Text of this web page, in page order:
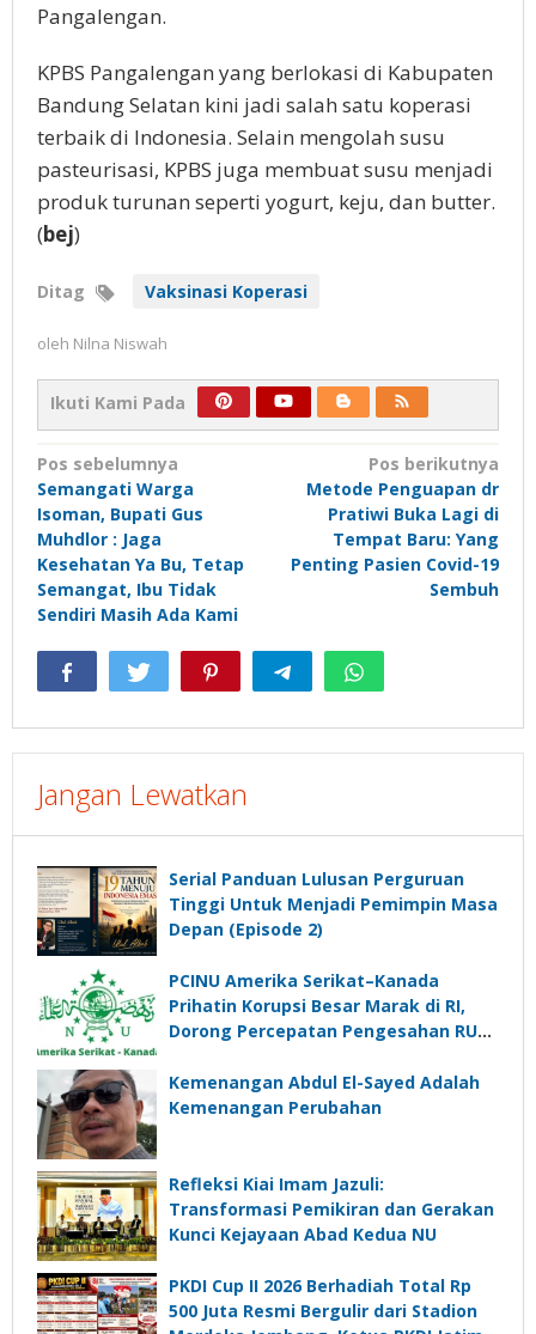
Pangalengan.
KPBS Pangalengan yang berlokasi di Kabupaten
Bandung Selatan kini jadi salah satu koperasi
terbaik di Indonesia. Selain mengolah susu
pasteurisasi, KPBS juga membuat susu menjadi
produk turunan seperti yogurt, keju, dan butter.
(bej)
Ditag Vaksinasi Koperasi
oleh Nilna Niswah
Ikuti Kami Pada
Navigasi
pos
Pos sebelumnya
Semangati Warga
Isoman, Bupati Gus
Muhdlor : Jaga
Kesehatan Ya Bu, Tetap
Semangat, Ibu Tidak
Sendiri Masih Ada Kami
Pos berikutnya
Metode Penguapan dr
Pratiwi Buka Lagi di
Tempat Baru: Yang
Penting Pasien Covid-19
Sembuh
Jangan Lewatkan
Serial Panduan Lulusan Perguruan
Tinggi Untuk Menjadi Pemimpin Masa
Depan (Episode 2)
PCINU Amerika Serikat–Kanada
Prihatin Korupsi Besar Marak di RI,
Dorong Percepatan Pengesahan RUU
Kemenangan Abdul El-Sayed Adalah
Kemenangan Perubahan
Refleksi Kiai Imam Jazuli:
Transformasi Pemikiran dan Gerakan
Kunci Kejayaan Abad Kedua NU
PKDI Cup II 2026 Berhadiah Total Rp
500 Juta Resmi Bergulir dari Stadion